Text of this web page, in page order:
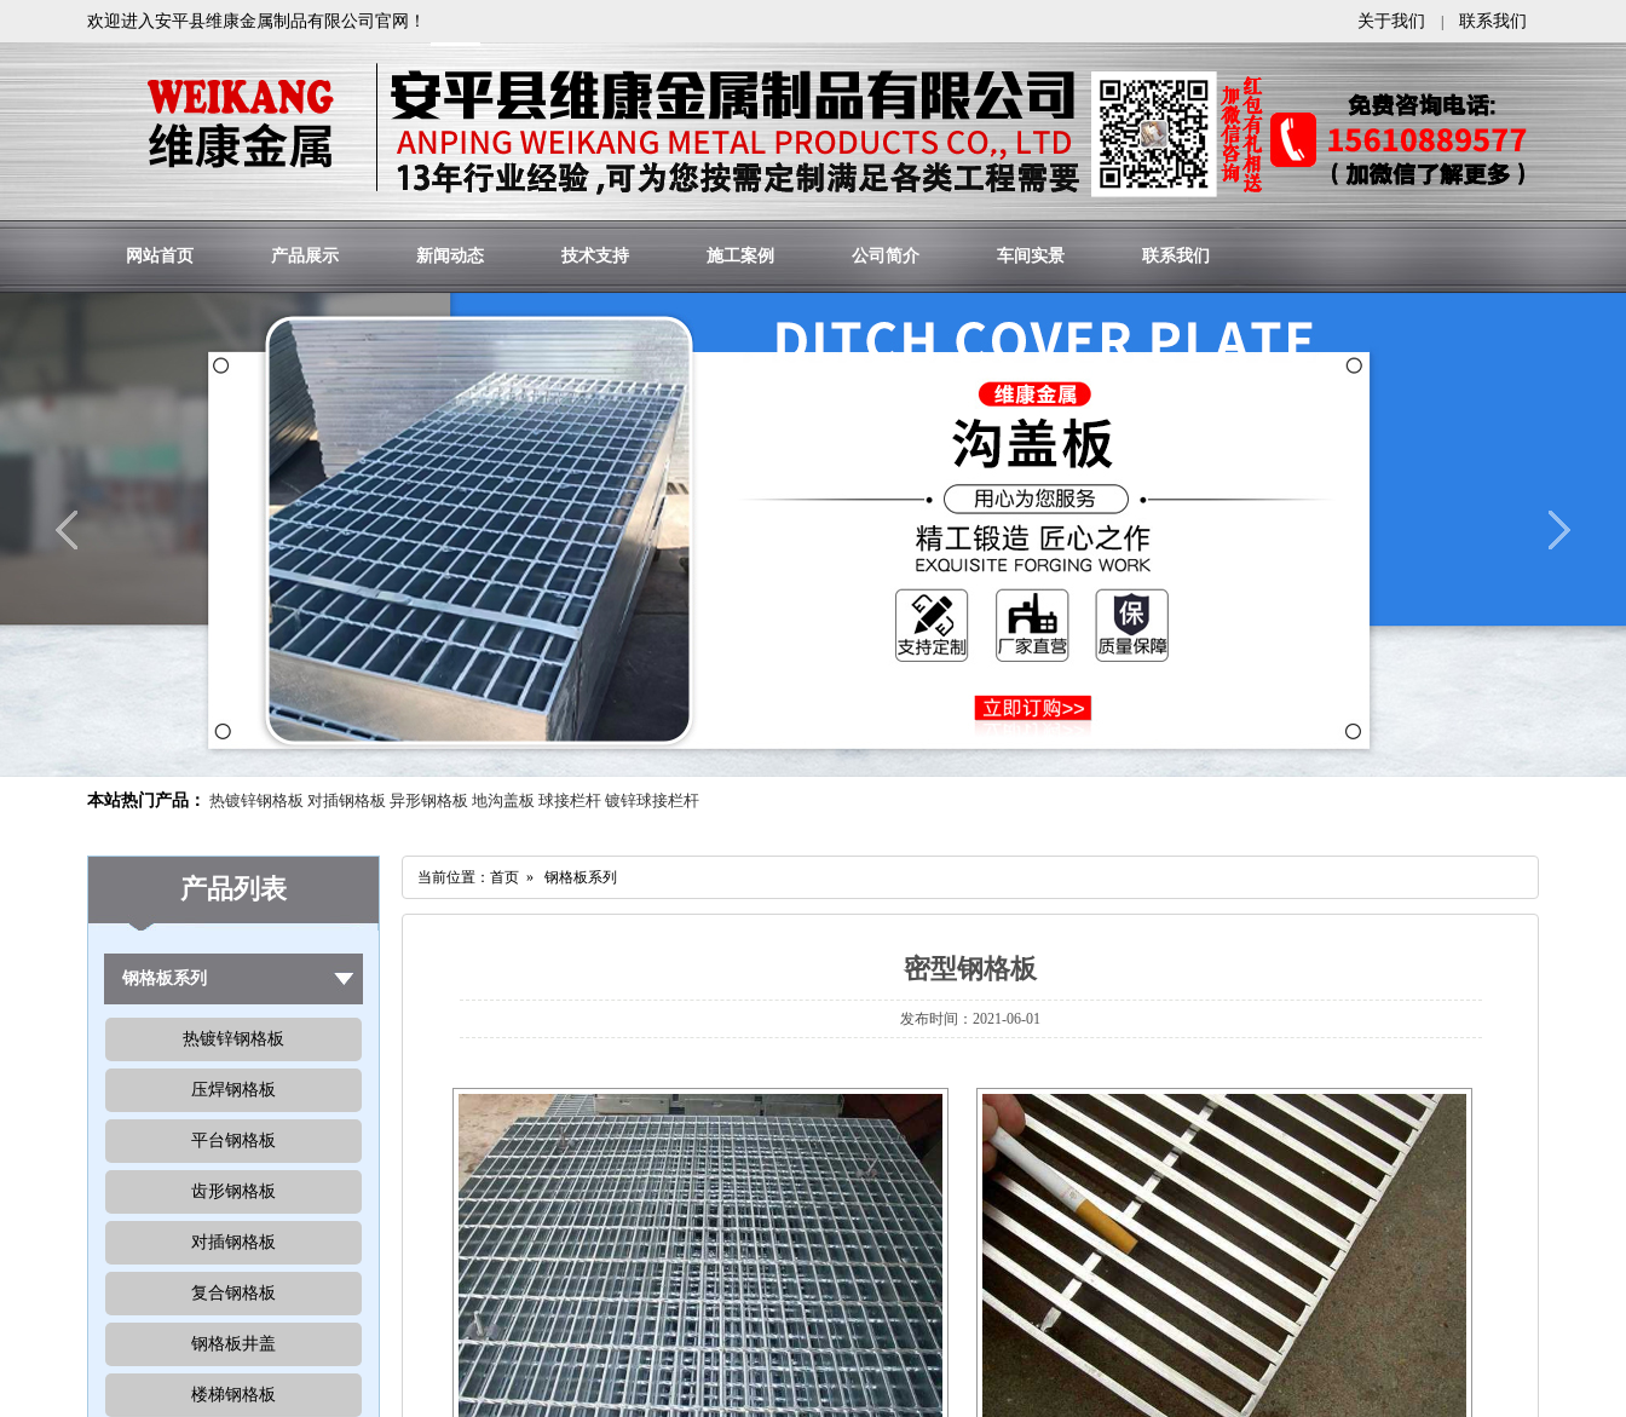
欢迎进入安平县维康金属制品有限公司官网！ 关于我们 联系我们
网站首页 产品展示 新闻动态 技术支持 施工案例 公司简介 车间实景 联系我们
本站热门产品： 热镀锌钢格板 对插钢格板 异形钢格板 地沟盖板 球接栏杆 镀锌球接栏杆
产品列表
钢格板系列
热镀锌钢格板
压焊钢格板
平台钢格板
齿形钢格板
对插钢格板
复合钢格板
钢格板井盖
楼梯钢格板
当前位置：首页 » 钢格板系列
密型钢格板
发布时间：2021-06-01